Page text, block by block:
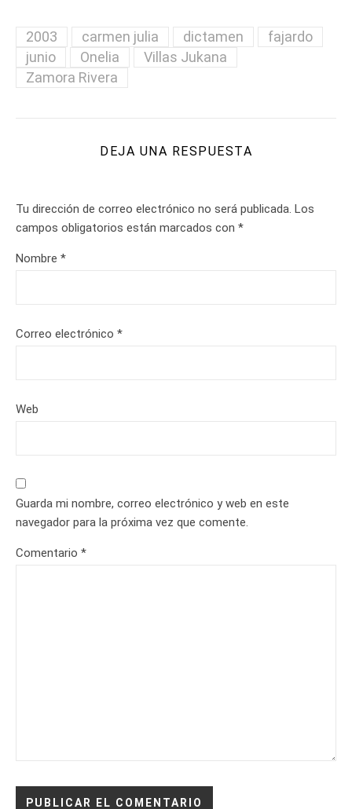
2003 carmen julia dictamen
fajardo
junio
Onelia
Villas Jukana
Zamora Rivera
DEJA UNA RESPUESTA
Tu dirección de correo electrónico no será publicada. Los
campos obligatorios están marcados con *
Nombre *
Correo electrónico *
Web
Guarda mi nombre, correo electrónico y web en este
navegador para la próxima vez que comente.
Comentario *